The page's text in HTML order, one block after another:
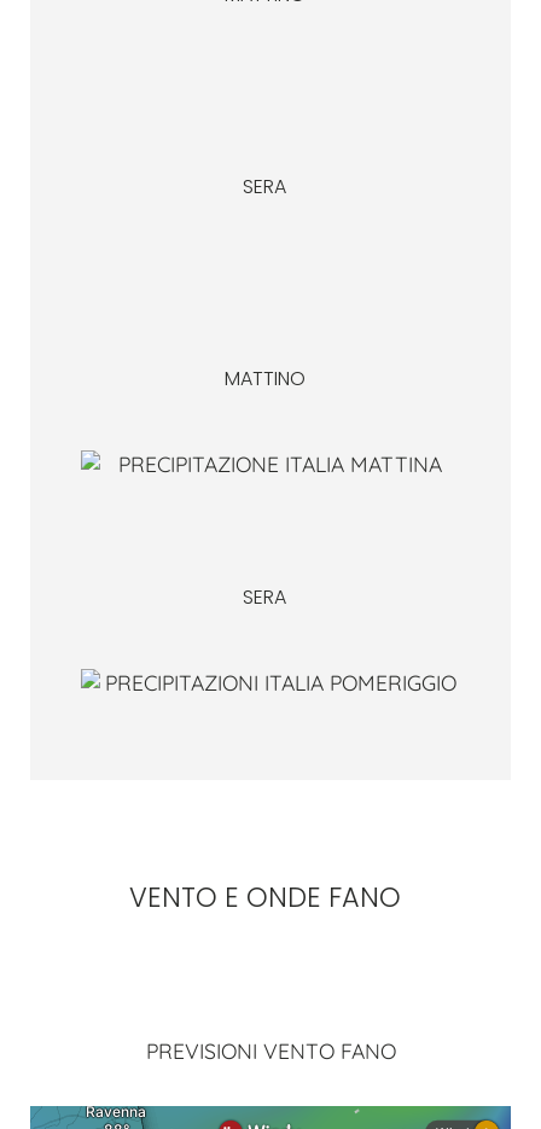
SERA
MATTINO
SERA
VENTO E ONDE FANO
PREVISIONI VENTO FANO